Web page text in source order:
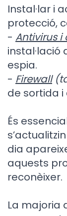
Instal·lar i
protecció,
- Antivirus
instal·lació
espia.
- Firewall(
de sortida i
És
dia
aquests
reconèixer.
La majoria